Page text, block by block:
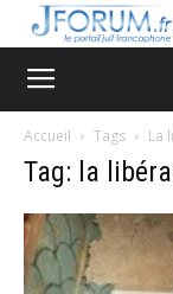
Accueil Tags La
Tag: la